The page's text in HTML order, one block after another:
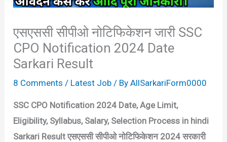
एसएससी सीपीओ नोटिफिकेशन जारी SSC
CPO Notification 2024 Date
Sarkari Result
8 Comments / Latest Job / ByAllSarkariForm0000
SSC CPO Notification 2024 Date, Age Limit,
Eligibility, Syllabus, Salary, Selection Process in hindi
Sarkari Result एसएससी सीपीओ नोटिफिकेशन 2024 सरकारी